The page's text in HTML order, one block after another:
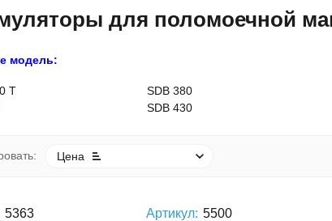
для поломоечной
модель:
T
SDB 380
SDB 430
Цена
5363 Артикул: 5500